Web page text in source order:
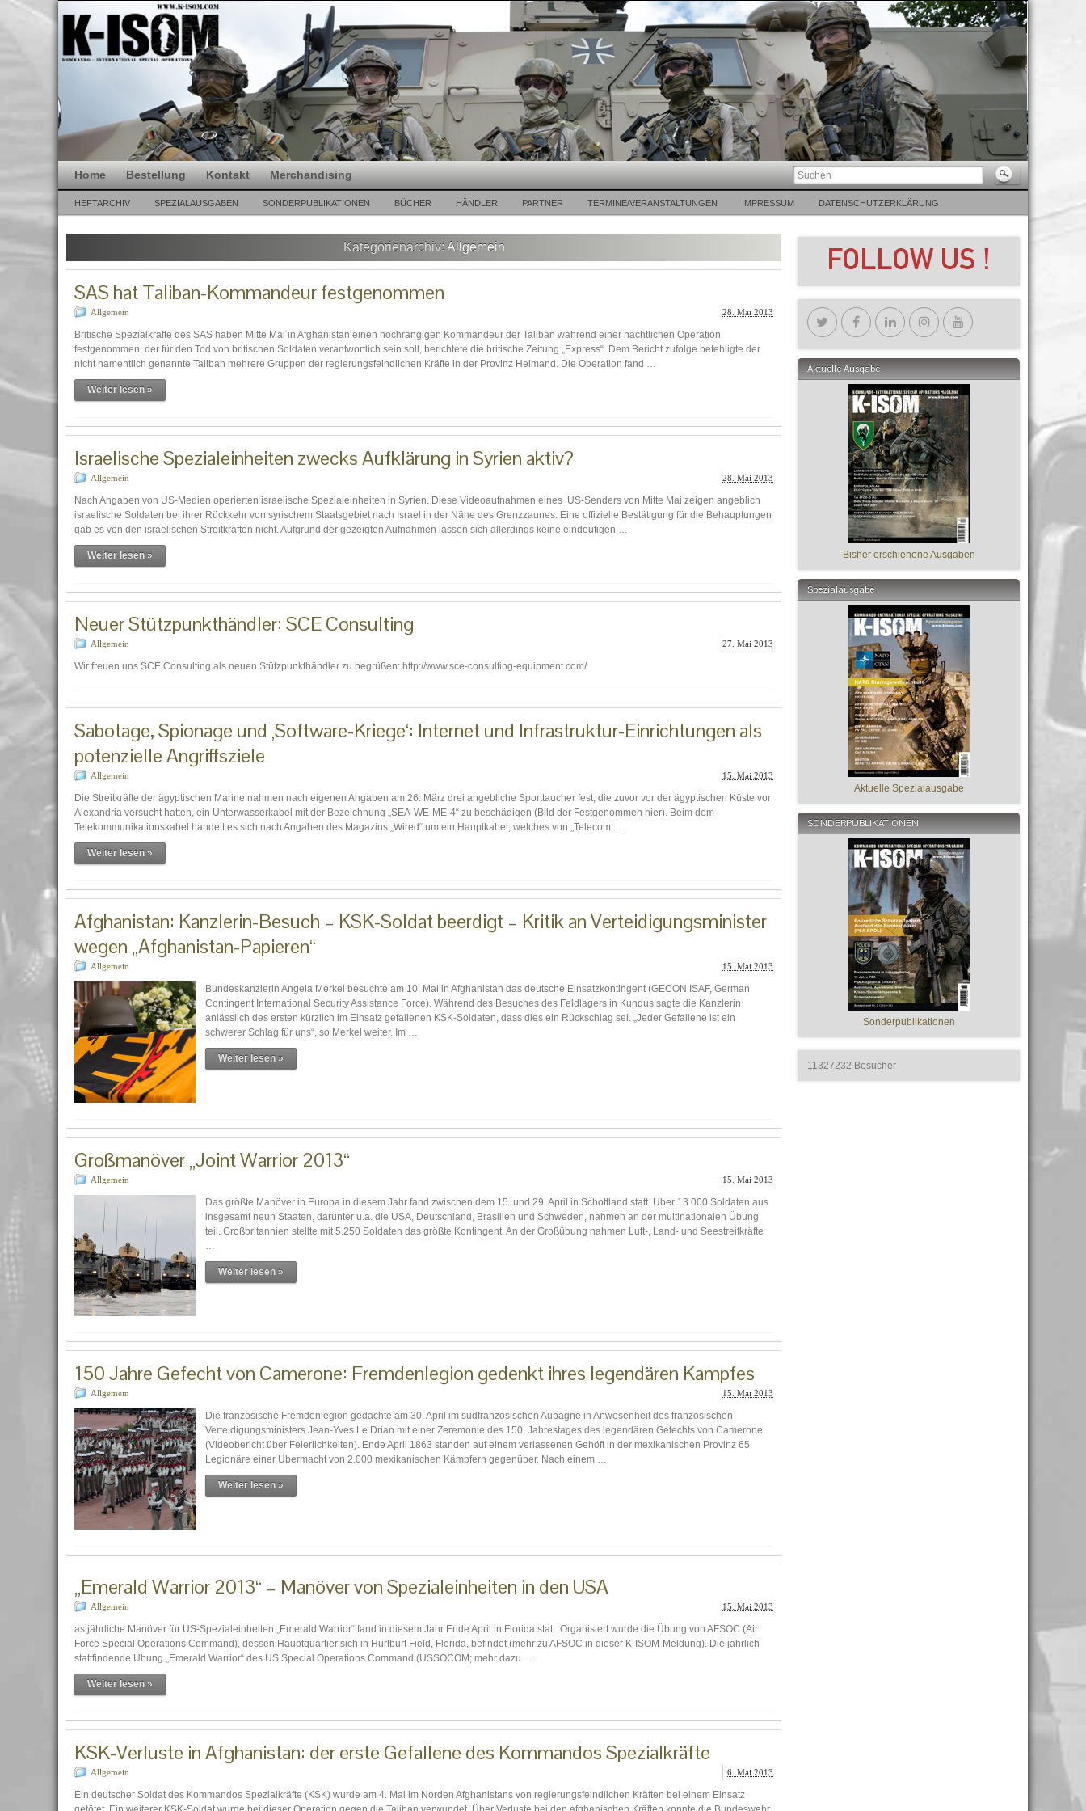
Home Bestellung Kontakt Merchandising
HEFTARCHIV SPEZIALAUSGABEN SONDERPUBLIKATIONEN BÜCHER HÄNDLER PARTNER TERMINE/VERANSTALTUNGEN IMPRESSUM DATENSCHUTZERKLÄRUNG
Kategorienarchiv: Allgemein
SAS hat Taliban-Kommandeur festgenommen
Allgemein 28. Mai 2013
Britische Spezialkräfte des SAS haben Mitte Mai in Afghanistan einen hochrangigen Kommandeur der Taliban während einer nächtlichen Operation
festgenommen, der für den Tod von britischen Soldaten verantwortlich sein soll, berichtete die britische Zeitung „Express“. Dem Bericht zufolge befehligte der
nicht namentlich genannte Taliban mehrere Gruppen der regierungsfeindlichen Kräfte in der Provinz Helmand. Die Operation fand …
Weiter lesen »
Israelische Spezialeinheiten zwecks Aufklärung in Syrien aktiv?
Allgemein 28. Mai 2013
Nach Angaben von US-Medien operierten israelische Spezialeinheiten in Syrien. Diese Videoaufnahmen eines US-Senders von Mitte Mai zeigen angeblich
israelische Soldaten bei ihrer Rückkehr von syrischem Staatsgebiet nach Israel in der Nähe des Grenzzaunes. Eine offizielle Bestätigung für die Behauptungen
gab es von den israelischen Streitkräften nicht. Aufgrund der gezeigten Aufnahmen lassen sich allerdings keine eindeutigen …
Weiter lesen »
Neuer Stützpunkthändler: SCE Consulting
Allgemein 27. Mai 2013
Wir freuen uns SCE Consulting als neuen Stützpunkthändler zu begrüßen: http://www.sce-consulting-equipment.com/
Sabotage, Spionage und ‚Software-Kriege‘: Internet und Infrastruktur-Einrichtungen als
potenzielle Angriffsziele
Allgemein 15. Mai 2013
Die Streitkräfte der ägyptischen Marine nahmen nach eigenen Angaben am 26. März drei angebliche Sporttaucher fest, die zuvor vor der ägyptischen Küste vor
Alexandria versucht hatten, ein Unterwasserkabel mit der Bezeichnung „SEA-WE-ME-4“ zu beschädigen (Bild der Festgenommen hier). Beim dem
Telekommunikationskabel handelt es sich nach Angaben des Magazins „Wired“ um ein Hauptkabel, welches von „Telecom …
Weiter lesen »
Afghanistan: Kanzlerin-Besuch – KSK-Soldat beerdigt – Kritik an Verteidigungsminister
wegen „Afghanistan-Papieren“
Allgemein 15. Mai 2013
Bundeskanzlerin Angela Merkel besuchte am 10. Mai in Afghanistan das deutsche Einsatzkontingent (GECON ISAF, German
Contingent International Security Assistance Force). Während des Besuches des Feldlagers in Kundus sagte die Kanzlerin
anlässlich des ersten kürzlich im Einsatz gefallenen KSK-Soldaten, dass dies ein Rückschlag sei. „Jeder Gefallene ist ein
schwerer Schlag für uns“, so Merkel weiter. Im …
Weiter lesen »
Großmanöver „Joint Warrior 2013“
Allgemein 15. Mai 2013
Das größte Manöver in Europa in diesem Jahr fand zwischen dem 15. und 29. April in Schottland statt. Über 13.000 Soldaten aus
insgesamt neun Staaten, darunter u.a. die USA, Deutschland, Brasilien und Schweden, nahmen an der multinationalen Übung
teil. Großbritannien stellte mit 5.250 Soldaten das größte Kontingent. An der Großübung nahmen Luft-, Land- und Seestreitkräfte
…
Weiter lesen »
150 Jahre Gefecht von Camerone: Fremdenlegion gedenkt ihres legendären Kampfes
Allgemein 15. Mai 2013
Die französische Fremdenlegion gedachte am 30. April im südfranzösischen Aubagne in Anwesenheit des französischen
Verteidigungsministers Jean-Yves Le Drian mit einer Zeremonie des 150. Jahrestages des legendären Gefechts von Camerone
(Videobericht über Feierlichkeiten). Ende April 1863 standen auf einem verlassenen Gehöft in der mexikanischen Provinz 65
Legionäre einer Übermacht von 2.000 mexikanischen Kämpfern gegenüber. Nach einem …
Weiter lesen »
„Emerald Warrior 2013“ – Manöver von Spezialeinheiten in den USA
Allgemein 15. Mai 2013
as jährliche Manöver für US-Spezialeinheiten „Emerald Warrior“ fand in diesem Jahr Ende April in Florida statt. Organisiert wurde die Übung von AFSOC (Air
Force Special Operations Command), dessen Hauptquartier sich in Hurlburt Field, Florida, befindet (mehr zu AFSOC in dieser K-ISOM-Meldung). Die jährlich
stattfindende Übung „Emerald Warrior“ des US Special Operations Command (USSOCOM; mehr dazu …
Weiter lesen »
KSK-Verluste in Afghanistan: der erste Gefallene des Kommandos Spezialkräfte
Allgemein 6. Mai 2013
Ein deutscher Soldat des Kommandos Spezialkräfte (KSK) wurde am 4. Mai im Norden Afghanistans von regierungsfeindlichen Kräften bei einem Einsatz
Aktuelle Ausgabe
Bisher erschienene Ausgaben
Spezialausgabe
Aktuelle Spezialausgabe
SONDERPUBLIKATIONEN
Sonderpublikationen
11327232 Besucher